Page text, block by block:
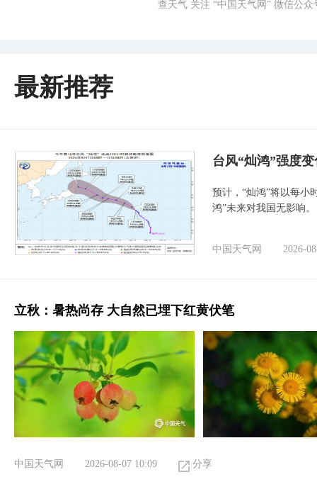
查天气 关注 “中国天气网” 微信公众
最新推荐
台风“灿鸿”强度
预计，“灿鸿”将以每小
鸿”未来对我国无影响。
中国天气网 2026-
立秋：暑热尚存 大自然已埋下红黄伏笔
中国天气网 2026-08-07 10:09 分享